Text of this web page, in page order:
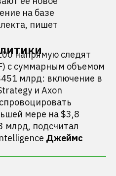
на базе
пишет
напрямую следят
с суммарным объемом
млрд: включение в
и Axon
мере на $3,8
млрд, подсчитал
Джеймс